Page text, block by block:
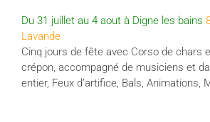
Du 31 juillet au 4 aout à Digne les bains
Lavande
Cinq jours de fête avec Corso de chars
crépon, accompagné de musiciens et
entier, Feux d’artifice, Bals, Animations,